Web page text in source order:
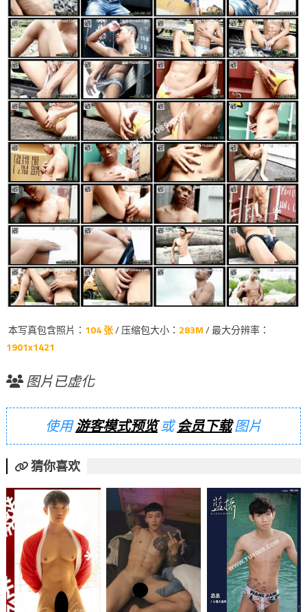
本写真包含照片： 104 张/ 压缩包大小： 283M/ 最大分辨率：
1901x1421
图片已虚化
使用游客模式预览或会员下载图片
猜你喜欢